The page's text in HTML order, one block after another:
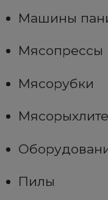
Машины
Мясопрессы
Мясорубки
Пилы